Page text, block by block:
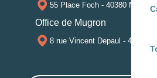
55 Place Foch - 40380
Office de Mugron
8 rue Vincent Depaul - 40250